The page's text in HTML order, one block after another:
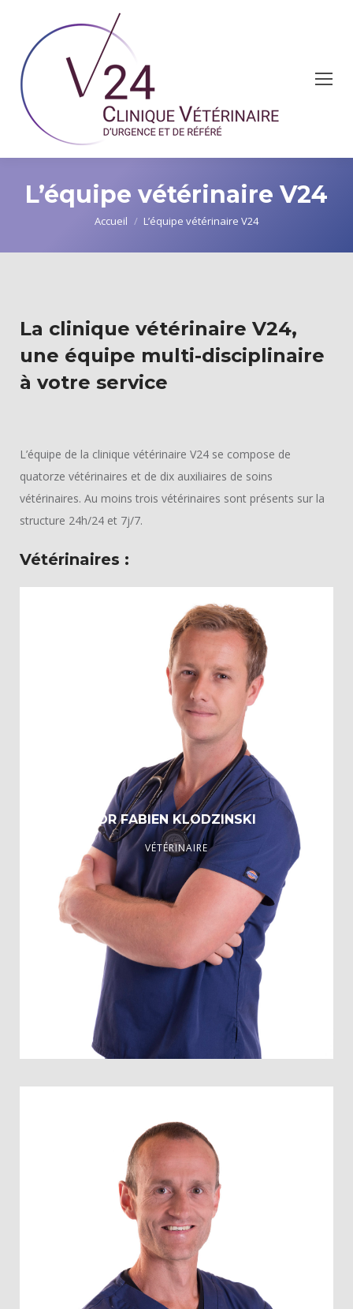
L’équipe vétérinaire V24
Vous êtes ici :
Accueil L’équipe vétérinaire V24
La clinique vétérinaire V24,
une équipe multi-disciplinaire
à votre service
L’équipe de la clinique vétérinaire V24 se compose de
quatorze vétérinaires et de dix auxiliaires de soins
vétérinaires. Au moins trois vétérinaires sont présents sur la
structure 24h/24 et 7j/7.
Vétérinaires :
DR FABIEN KLODZINSKI
VÉTÉRINAIRE
Personne Compétente en Radioprotection, 2010
CES Traumatologie ostéo-articulaire et orthopédie animales,